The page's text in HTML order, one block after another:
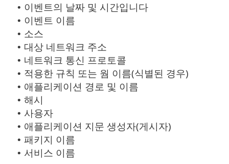
• 이벤트의 날짜 및 시간입니다
• 이벤트 이름
• 소스
• 대상 네트워크 주소
• 네트워크 통신 프로토콜
• 적용한 규칙 또는 웜 이름(식별된 경우)
• 애플리케이션 경로 및 이름
• 해시
• 사용자
• 애플리케이션 지문 생성자(게시자)
• 패키지 이름
• 서비스 이름